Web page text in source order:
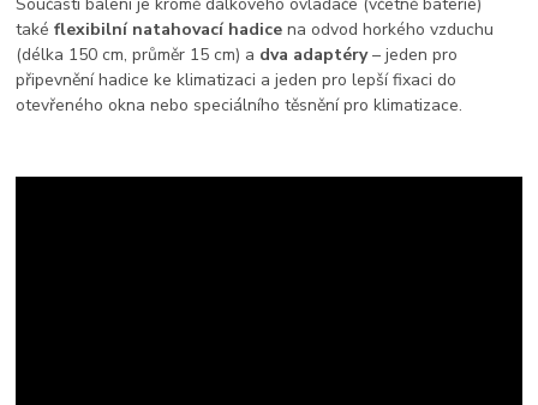
takéflexibilní natahovací hadice na odvod horkého vzduchu
(délka 150 cm, průměr 15 cm) a dva adaptéry– jeden pro
připevnění hadice ke klimatizaci a jeden pro lepší fixaci do
otevřeného okna nebo speciálního těsnění pro klimatizace.